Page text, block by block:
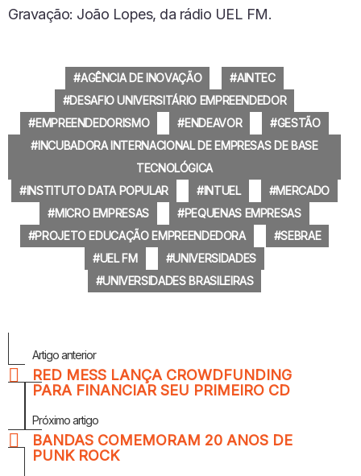
Gravação: João Lopes, da rádio UEL FM.
AGÊNCIA DE INOVAÇÃO
AINTEC
DESAFIO UNIVERSITÁRIO EMPREENDEDOR
EMPREENDEDORISMO
ENDEAVOR
GESTÃO
INCUBADORA INTERNACIONAL DE EMPRESAS DE BASE
TECNOLÓGICA
INSTITUTO DATA POPULAR
INTUEL
MERCADO
MICRO EMPRESAS
PEQUENAS EMPRESAS
PROJETO EDUCAÇÃO EMPREENDEDORA
SEBRAE
UEL FM
UNIVERSIDADES
UNIVERSIDADES BRASILEIRAS
MaisArtigo anterior
RED MESS LANÇA CROWDFUNDING
PARA FINANCIAR SEU PRIMEIRO CD
Próximo artigo
BANDAS COMEMORAM 20 ANOS DE
PUNK ROCK